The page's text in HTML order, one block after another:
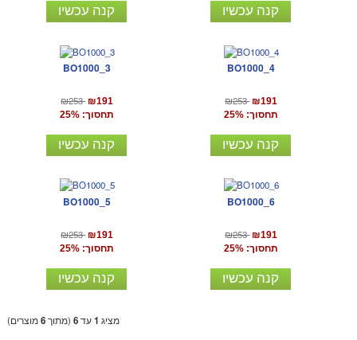
קנה עכשיו קנה עכשיו
BO1000_3
₪253 ₪191
תחסוך: 25%
קנה עכשיו
BO1000_4
₪253 ₪191
תחסוך: 25%
קנה עכשיו
BO1000_5
₪253 ₪191
תחסוך: 25%
קנה עכשיו
BO1000_6
₪253 ₪191
תחסוך: 25%
קנה עכשיו
מציג 1עד6 (מתוך6מוצרים)